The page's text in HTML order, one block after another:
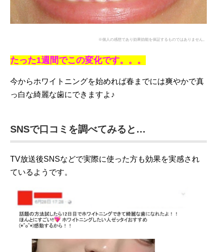
※個人の感想であり効果効能を保証するものではありません。
たった1週間でこの変化です。。。
今からホワイトニングを始めれば春までには爽やかで真
っ白な綺麗な歯にできますよ♪
SNSで口コミを調べてみると…
TV放送後SNSなどで実際に使った方も効果を実感され
ているようです。